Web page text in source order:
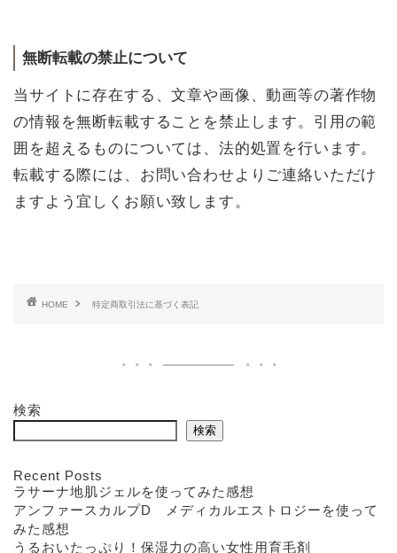
無断転載の禁止について
当サイトに存在する、文章や画像、動画等の著作物
の情報を無断転載することを禁止します。引用の範
囲を超えるものについては、法的処置を行います。
転載する際には、お問い合わせよりご連絡いただけ
ますよう宜しくお願い致します。
HOME 特定商取引法に基づく表記
検索
検索
Recent Posts
ラサーナ地肌ジェルを使ってみた感想
アンファースカルプD メディカルエストロジーを使って
みた感想
うるおいたっぷり！保湿力の高い女性用育毛剤